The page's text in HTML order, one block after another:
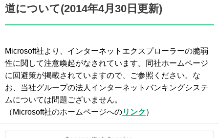
道について(2014年4月30日更新)
Microsoft社より、インターネットエクスプローラーの脆弱
性に関して注意喚起がなされています。同社ホームページ
に回避策が掲載されていますので、ご参照ください。な
お、当社グループの法人インターネットバンキングシステ
ムについては問題ございません。
（Microsoft社のホームページへのリンク ）